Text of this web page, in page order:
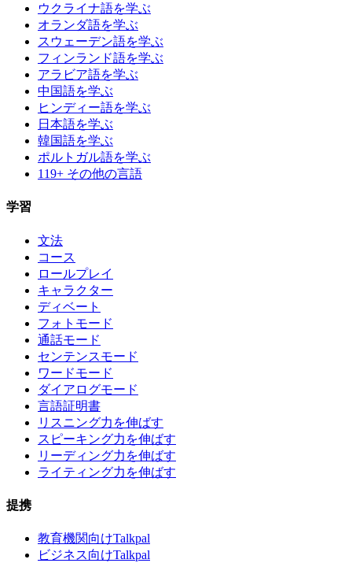
ウクライナ語を学ぶ
オランダ語を学ぶ
スウェーデン語を学ぶ
フィンランド語を学ぶ
アラビア語を学ぶ
中国語を学ぶ
ヒンディー語を学ぶ
日本語を学ぶ
韓国語を学ぶ
ポルトガル語を学ぶ
119+ その他の言語
学習
文法
コース
ロールプレイ
キャラクター
ディベート
フォトモード
通話モード
センテンスモード
ワードモード
ダイアログモード
言語証明書
リスニング力を伸ばす
スピーキング力を伸ばす
リーディング力を伸ばす
ライティング力を伸ばす
提携
教育機関向けTalkpal
ビジネス向けTalkpal